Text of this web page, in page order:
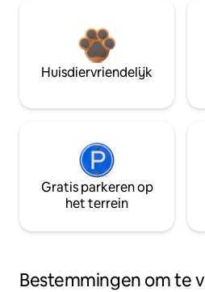
Huisdiervriendelijk
Gratis parkeren op
het terrein
Bestemmingen om te